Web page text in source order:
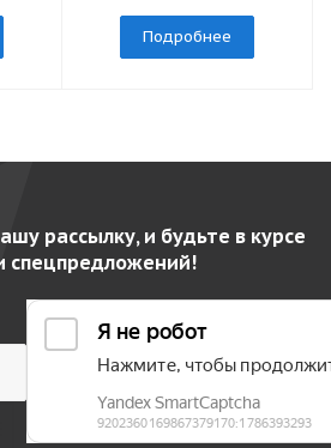
Подробнее
рассылку, и будьте в курсе
спецпредложений!